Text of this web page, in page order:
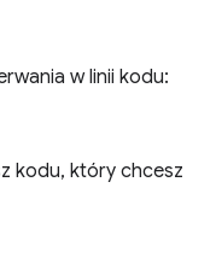
w linii kodu:
kodu, który chcesz